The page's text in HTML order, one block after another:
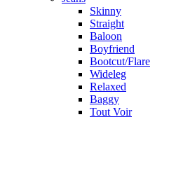
Skinny
Straight
Baloon
Boyfriend
Bootcut/Flare
Wideleg
Relaxed
Baggy
Tout Voir